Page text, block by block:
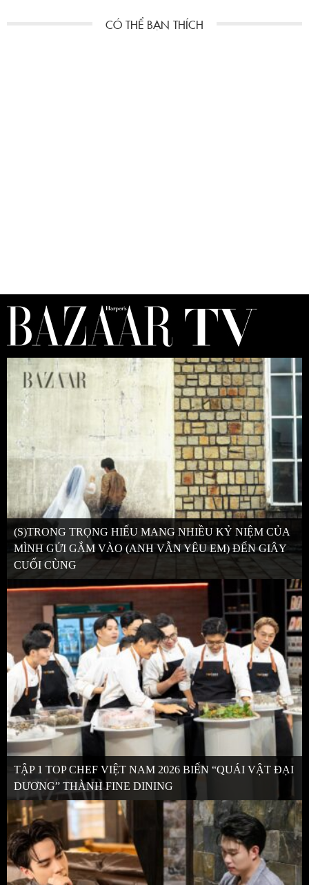
(S)TRONG TRỌNG HIẾU MANG NHIỀU KỶ NIỆM CỦA
MÌNH GỬI GẮM VÀO (ANH VẪN YÊU EM) ĐẾN GIÂY
CUỐI CÙNG
TẬP 1 TOP CHEF VIỆT NAM 2026 BIẾN “QUÁI VẬT ĐẠI
DƯƠNG” THÀNH FINE DINING